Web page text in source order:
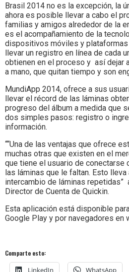
Brasil 2014 no es la excepción, la
ahora es posible llevar a cabo el
familias y amigos alrededor de la
es el acompañamiento de la
dispositivos móviles y
llevar un registro en línea de cada
obtienen en el proceso y así dejar
a mano, que quitan tiempo y son
MundiApp 2014, ofrece a sus
llevar el récord de las láminas
progreso del álbum a medida que
dos simples pasos: registro o
información.
““Una de las ventajas que ofrece
muchas otras que existen en el
que tiene el usuario de conectarse
las láminas que le faltan. Esto
intercambio de láminas repetidas”
Director de Cuenta de Quickin.
Esta aplicación está disponible
Google Play y por navegadores en
Comparte esto:
LinkedIn WhatsApp